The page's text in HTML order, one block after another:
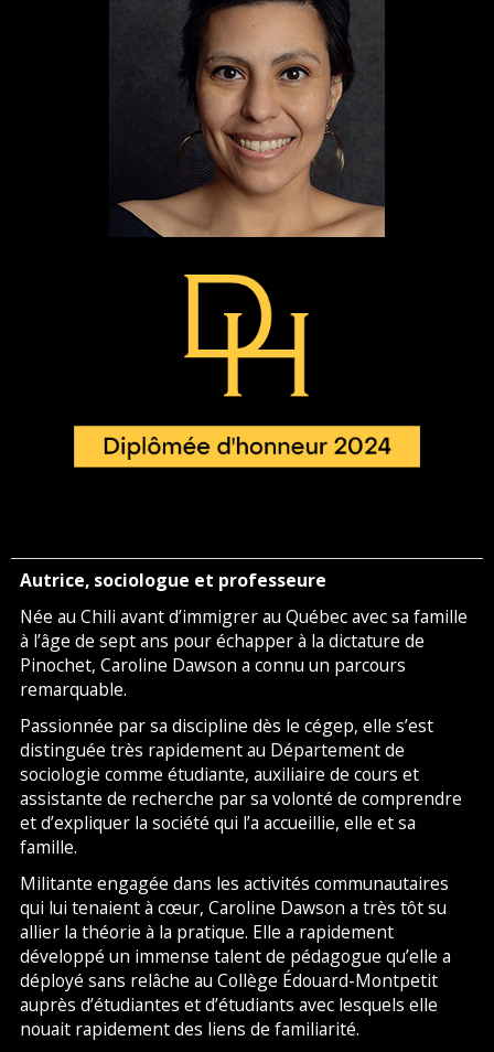
Autrice, sociologue et professeure
Née au Chili avant d’immigrer au Québec avec sa famille
à l’âge de sept ans pour échapper à la dictature de
Pinochet, Caroline Dawson a connu un parcours
remarquable.
Passionnée par sa discipline dès le cégep, elle s’est
distinguée très rapidement au Département de
sociologie comme étudiante, auxiliaire de cours et
assistante de recherche par sa volonté de comprendre
et d’expliquer la société qui l’a accueillie, elle et sa
famille.
Militante engagée dans les activités communautaires
qui lui tenaient à cœur, Caroline Dawson a très tôt su
allier la théorie à la pratique. Elle a rapidement
développé un immense talent de pédagogue qu’elle a
déployé sans relâche au Collège Édouard-Montpetit
auprès d’étudiantes et d’étudiants avec lesquels elle
nouait rapidement des liens de familiarité.